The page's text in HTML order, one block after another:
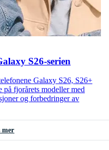
S26-serien
Galaxy S26, S26+
fjorårets modeller med
og forbedringer av
mer